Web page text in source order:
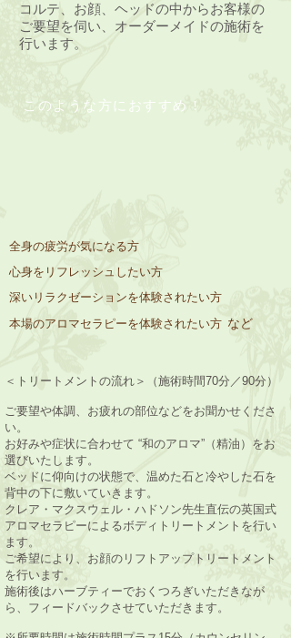
コルテ、お顔、ヘッドの中からお客様の
ご要望を伺い、オーダーメイドの施術を
行います。
＜トリートメントの流れ＞（施術時間70分／90分）
ご要望や体調、お疲れの部位などをお聞かせくださ
い。
お好みや症状に合わせて “和のアロマ”（精油）をお
選びいたします。
ベッドに仰向けの状態で、温めた石と冷やした石を
背中の下に敷いていきます。
クレア・マクスウェル・ハドソン先生直伝の英国式
アロマセラピーによるボディトリートメントを行い
ます。
ご希望により、お顔のリフトアップトリートメント
を行います。
施術後はハーブティーでおくつろぎいただきなが
ら、フィードバックさせていただきます。
このような方におすすめ !
全身の疲労が気になる方
心身をリフレッシュしたい方
深いリラクゼーションを体験されたい方
本場のアロマセラピーを体験されたい方 など